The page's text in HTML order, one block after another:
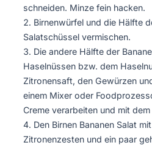
schneiden. Minze fein hacken.
Birnenwürfel und die Hälfte
Salatschüssel vermischen.
Die andere Hälfte der
Haselnüssen bzw. dem
Zitronensaft, den Gewürzen
einem Mixer oder
Creme verarbeiten und mit
Den Birnen Bananen Salat
Zitronenzesten und ein paar